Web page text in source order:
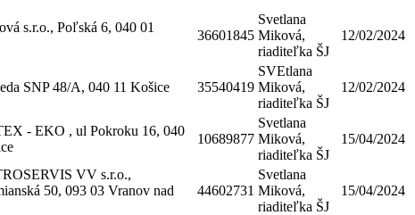
s.r.o., Poľská 6, 040 01
36601845
Svetlana
Miková,
riaditeľka ŠJ
12/02/2024
SNP 48/A, 040 11 Košice 35540419
SVEtlana
Miková,
riaditeľka ŠJ
12/02/2024
- EKO , ul Pokroku 16, 040
10689877
Svetlana
Miková,
riaditeľka ŠJ
15/04/2024
VV s.r.o.,
50, 093 03 Vranov nad
44602731
Svetlana
Miková,
riaditeľka ŠJ
15/04/2024